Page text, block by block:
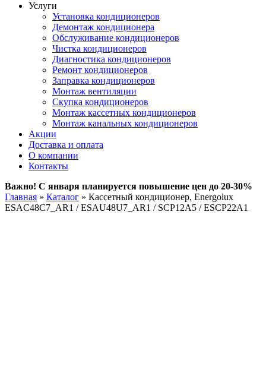
Услуги
Установка кондиционеров
Демонтаж кондиционера
Обслуживание кондиционеров
Чистка кондиционеров
Диагностика кондиционеров
Ремонт кондиционеров
Заправка кондиционеров
Монтаж вентиляции
Скупка кондиционеров
Монтаж кассетных кондиционеров
Монтаж канальных кондиционеров
Акции
Доставка и оплата
О компании
Контакты
Важно! С января планируется повышение цен до 20-30%
Главная » Каталог » Кассетный кондиционер, Energolux
ESAC48C7_AR1 / ESAU48U7_AR1 / SCP12A5 / ESCP22A1